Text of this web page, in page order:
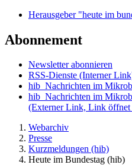
Herausgeber "heute im
Abonnement
Newsletter abonnieren
RSS-Dienste (Interner
hib_Nachrichten im
hib_Nachrichten im
(Externer Link, Link öffnet
Webarchiv
Presse
Kurzmeldungen (hib)
Heute im Bundestag (hib)